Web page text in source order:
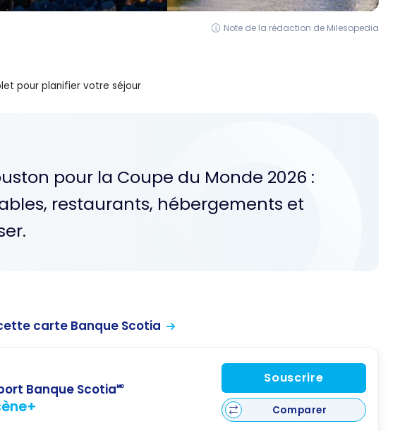
Note de la rédaction de Milesopedia
pour planifier votre séjour
pour la Coupe du Monde 2026 :
restaurants, hébergements et
carte Banque Scotia
Banque Scotia🅪
Souscrire
Comparer